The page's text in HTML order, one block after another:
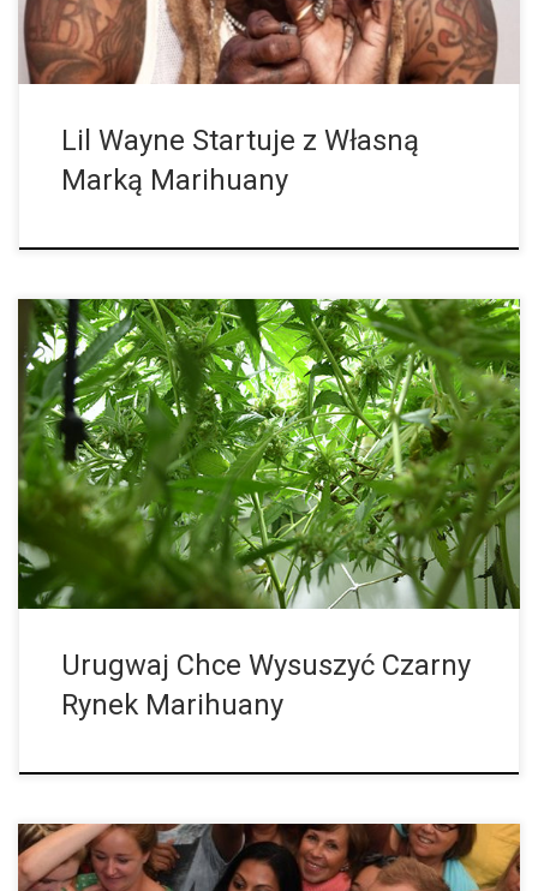
Lil Wayne Startuje z Własną
Marką Marihuany
Senat zatwierdza nowy projekt ustawy regulującej dostęp do
medycznych konopi indyjskich. Dokładnie sześć lat temu w
Urugwaju, została napisana historia, kiedy to konopie zostały
zalegalizowane ponownie po czterdziestu latach prohibicji. […]
Urugwaj Chce Wysuszyć Czarny
Rynek Marihuany